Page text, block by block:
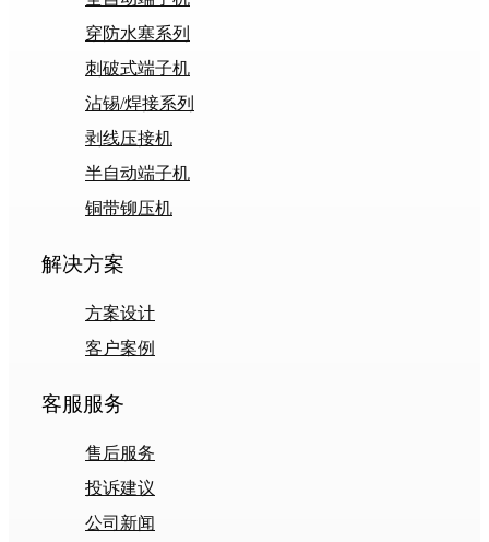
穿防水塞系列
刺破式端子机
沾锡/焊接系列
剥线压接机
半自动端子机
铜带铆压机
解决方案
方案设计
客户案例
客服服务
售后服务
投诉建议
公司新闻